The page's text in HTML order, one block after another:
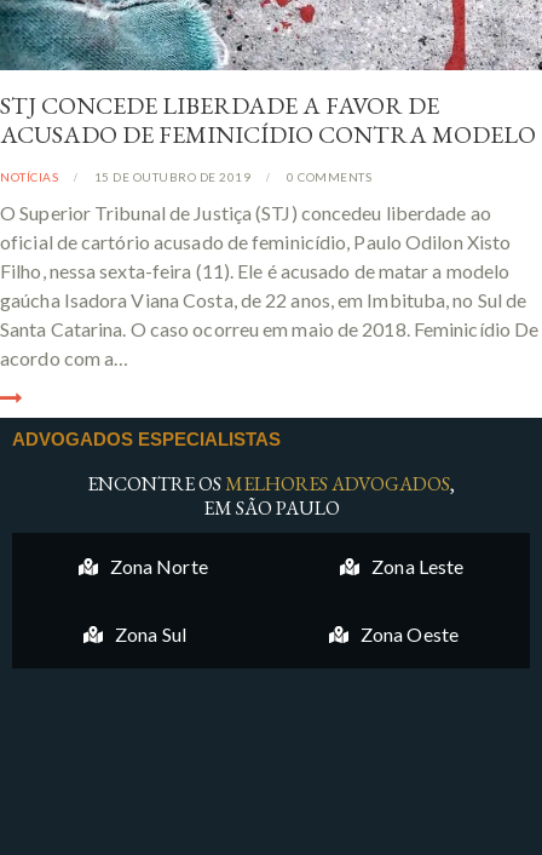
STJ CONCEDE LIBERDADE A FAVOR DE
ACUSADO DE FEMINICÍDIO CONTRA MODELO
NOTÍCIAS 15 DE OUTUBRO DE 2019 0 COMMENTS
O Superior Tribunal de Justiça (STJ) concedeu liberdade ao
oficial de cartório acusado de feminicídio, Paulo Odilon Xisto
Filho, nessa sexta-feira (11). Ele é acusado de matar a modelo
gaúcha Isadora Viana Costa, de 22 anos, em Imbituba, no Sul de
Santa Catarina. O caso ocorreu em maio de 2018. Feminicídio De
acordo com a…
ADVOGADOS ESPECIALISTAS
ENCONTRE OSMELHORES ADVOGADOS,
EM SÃO PAULO
Zona Norte Zona Leste
Zona Sul Zona Oeste